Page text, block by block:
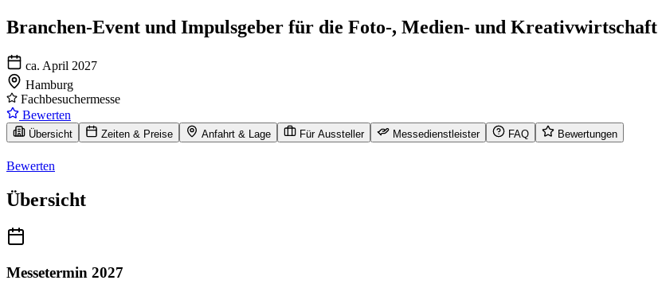
Branchen-Event und Impulsgeber für die Foto-, Medien- und Kreativwirtschaft
ca. April 2027
Hamburg
Fachbesuchermesse
Bewerten
Übersicht Zeiten & Preise Anfahrt & Lage Für Aussteller Messedienstleister FAQ Bewertungen
Bewerten
Übersicht
Messetermin 2027